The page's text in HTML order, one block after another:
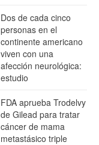
Dos de cada cinco
personas en el
continente americano
viven con una
afección neurológica:
estudio
FDA aprueba Trodelvy
de Gilead para tratar
cáncer de mama
metastásico triple